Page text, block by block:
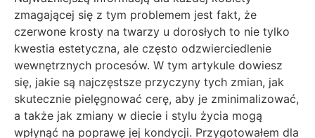
zmagającej się z tym problemem jest fakt, że
czerwone krosty na twarzy u dorosłych to nie tylko
kwestia estetyczna, ale często odzwierciedlenie
wewnętrznych procesów. W tym artykule dowiesz
się, jakie są najczęstsze przyczyny tych zmian, jak
skutecznie pielęgnować cerę, aby je zminimalizować,
a także jak zmiany w diecie i stylu życia mogą
wpłynąć na poprawę jej kondycji. Przygotowałem dla